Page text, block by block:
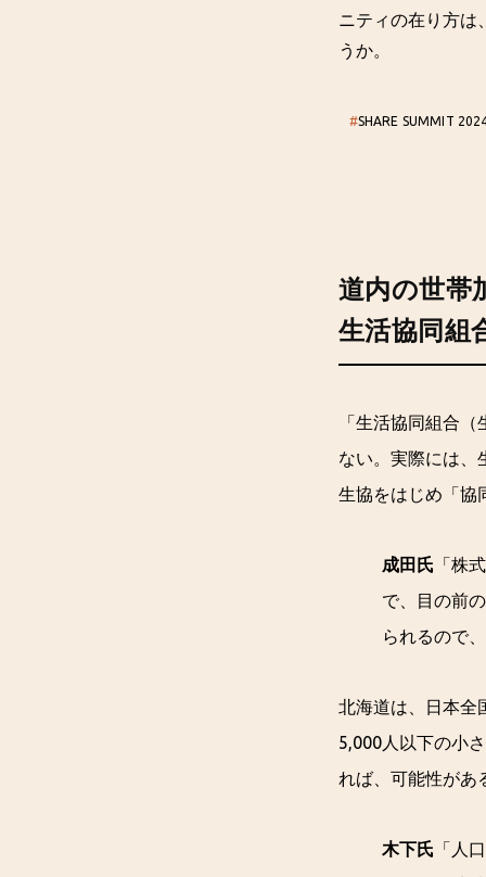
ニティの在り方は
うか。
#SHARE SUMMIT
道内の世帯
生活協同組
「生活協同組合
ない。実際には、
生協をはじめ「協
成田氏 「株
で、目の前
られるので
北海道は、日本全
5,000人以下の小
れば、可能性があ
木下氏 「人